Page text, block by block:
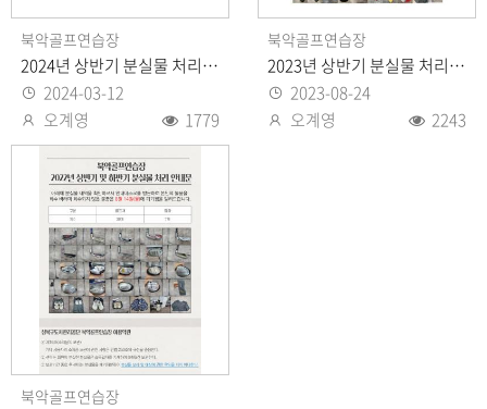
북악골프연습장
2024년 상반기 분실물 처리 안내문
등록일
2024-03-12
등록자
오계영
조회수
1779
북악골프연습장
2023년 상반기 분실물 처리 안내문
등록일
2023-08-24
오계영
2243
북악골프연습장